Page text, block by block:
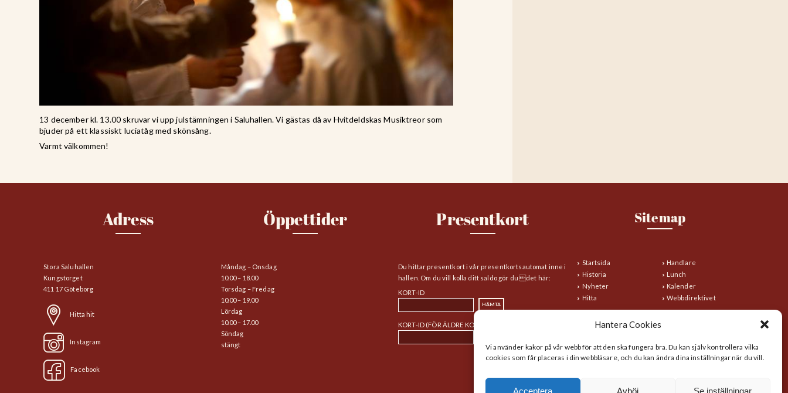
Hantera Cookies
Vi använder kakor på vår webb för att den ska fungera bra. Du kan själv kontrollera vilka
cookies som får placeras i din webbläsare, och du kan ändra dina inställningar när du vill.
Acceptera Avböj Se inställningar
13 december kl. 13.00 skruvar vi upp julstämningen i Saluhallen. Vi gästas då av Hvitdeldskas Musiktreor som
bjuder på ett klassiskt luciatåg med skönsång.
Varmt välkommen!
Adress
Stora Saluhallen
Kungstorget
411 17 Göteborg
Hitta hit
Instagram
Facebook
Öppettider
Måndag – Onsdag
10.00 – 18.00
Torsdag – Fredag
10.00 – 19.00
Lördag
10.00 – 17.00
Söndag
stängt
Presentkort
Du hittar presentkort i vår presentkortsautomat inne i
hallen. Om du vill kolla ditt saldo gör du det här:
KORT-ID
KORT-ID (FÖR ÄLDRE KORT)
Sitemap
Startsida
Handlare
Historia
Lunch
Nyheter
Kalender
Hitta
Webbdirektivet